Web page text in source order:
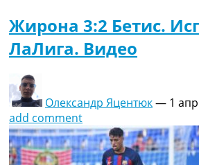
Жирона 3:2 Бетис.
ЛаЛига. Видео
Олександр Яцентюк— 1
add comment